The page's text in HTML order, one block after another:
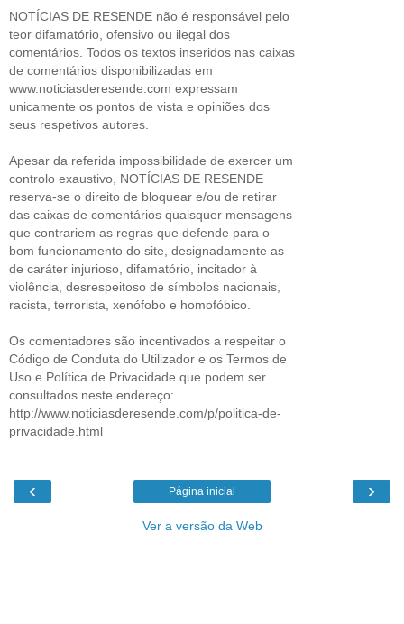
NOTÍCIAS DE RESENDE não é responsável pelo
teor difamatório, ofensivo ou ilegal dos
comentários. Todos os textos inseridos nas caixas
de comentários disponibilizadas em
www.noticiasderesende.com expressam
unicamente os pontos de vista e opiniões dos
seus respetivos autores.
Apesar da referida impossibilidade de exercer um
controlo exaustivo, NOTÍCIAS DE RESENDE
reserva-se o direito de bloquear e/ou de retirar
das caixas de comentários quaisquer mensagens
que contrariem as regras que defende para o
bom funcionamento do site, designadamente as
de caráter injurioso, difamatório, incitador à
violência, desrespeitoso de símbolos nacionais,
racista, terrorista, xenófobo e homofóbico.
Os comentadores são incentivados a respeitar o
Código de Conduta do Utilizador e os Termos de
Uso e Política de Privacidade que podem ser
consultados neste endereço:
http://www.noticiasderesende.com/p/politica-de-
privacidade.html
‹ ›
Página inicial
Ver a versão da Web